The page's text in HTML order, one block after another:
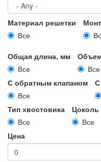
Материал решетки
Все
Общая длина, мм
Все
Все
С обратным клапаном
Все
Тип хвостовика
Все
Цоколь
Все
Цена